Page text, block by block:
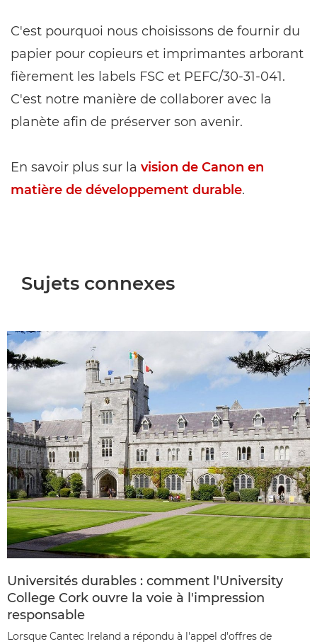
C'est pourquoi nous choisissons de fournir du
papier pour copieurs et imprimantes arborant
fièrement les labels FSC et PEFC/30-31-041.
C'est notre manière de collaborer avec la
planète afin de préserver son avenir.
En savoir plus sur la vision de Canon en
matière de développement durable.
Sujets connexes
Universités durables : comment l'University
College Cork ouvre la voie à l'impression
responsable
Lorsque Cantec Ireland a répondu à l'appel d'offres de